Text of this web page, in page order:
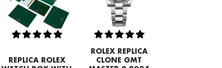
REPLICA ROLEX
ROLEX REPLICA
CLONE GMT